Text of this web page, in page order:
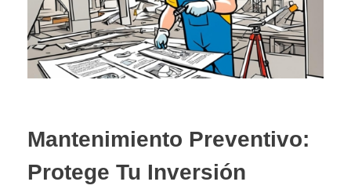
Mantenimiento Preventivo:
Protege Tu Inversión